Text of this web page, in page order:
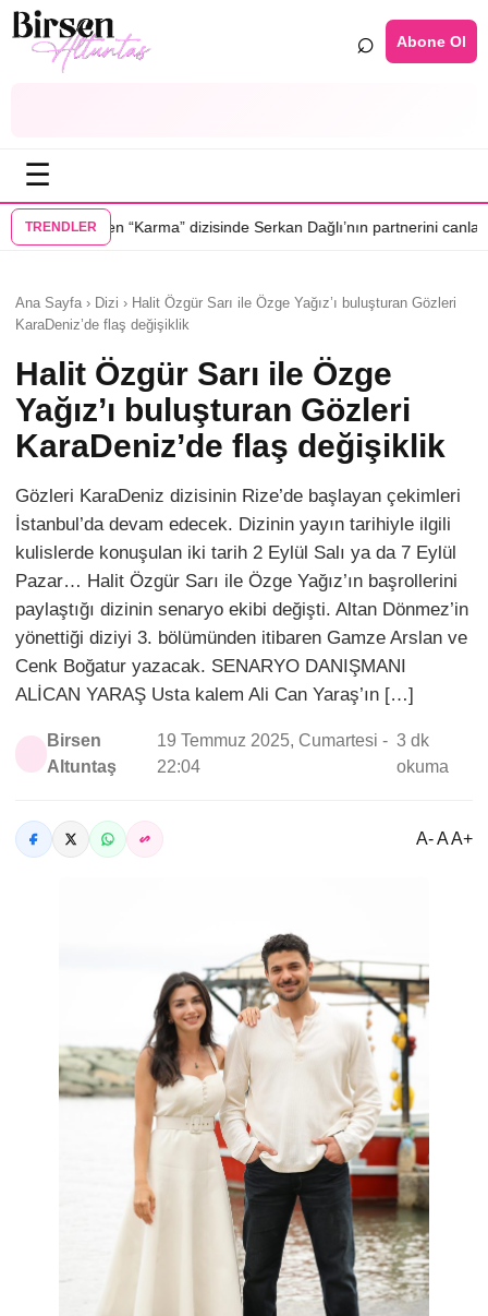
⌕ Abone Ol
☰
TRENDLER
dizisinde Serkan Dağlı’nın partnerini canlandıracak•Daha
Ana Sayfa › Dizi › Halit Özgür Sarı ile Özge Yağız’ı buluşturan Gözleri
KaraDeniz’de flaş değişiklik
Halit Özgür Sarı ile Özge
Yağız’ı buluşturan Gözleri
KaraDeniz’de flaş değişiklik
Gözleri KaraDeniz dizisinin Rize’de başlayan çekimleri
İstanbul’da devam edecek. Dizinin yayın tarihiyle ilgili
kulislerde konuşulan iki tarih 2 Eylül Salı ya da 7 Eylül
Pazar… Halit Özgür Sarı ile Özge Yağız’ın başrollerini
paylaştığı dizinin senaryo ekibi değişti. Altan Dönmez’in
yönettiği diziyi 3. bölümünden itibaren Gamze Arslan ve
Cenk Boğatur yazacak. SENARYO DANIŞMANI
ALİCAN YARAŞ Usta kalem Ali Can Yaraş’ın […]
Birsen
Altuntaş
19 Temmuz 2025, Cumartesi -
22:04
3 dk
okuma
A- A A+